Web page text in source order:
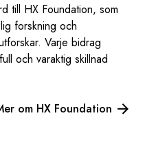
till HX Foundation, som
forskning och
Varje bidrag
och varaktig skillnad
om HX Foundation